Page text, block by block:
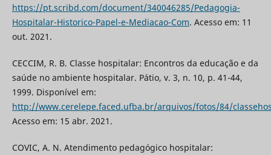
https://pt.scribd.com/document/340046285/Pedagogia-
Hospitalar-Historico-Papel-e-Mediacao-Com. Acesso em: 11
out. 2021.
CECCIM, R. B. Classe hospitalar: Encontros da educação e da
saúde no ambiente hospitalar. Pátio, v. 3, n. 10, p. 41-44,
1999. Disponível em:
http://www.cerelepe.faced.ufba.br/arquivos/fotos/84/
Acesso em: 15 abr. 2021.
COVIC, A. N. Atendimento pedagógico hospitalar: